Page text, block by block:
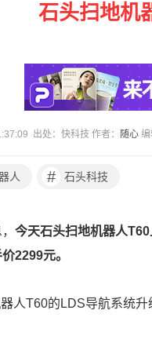
石头扫地机
出处：快科技 作者： 随心
人 # 石头科技
今天石头扫地机器人
2299元。
人T60的LDS导航系统